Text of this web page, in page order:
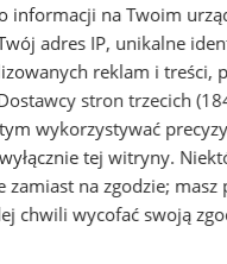
informacji na Twoim
adres IP, unikalne
reklam i
stron trzecich
wykorzystywać
tej witryny.
zamiast na zgodzie;
chwili wycofać swoją